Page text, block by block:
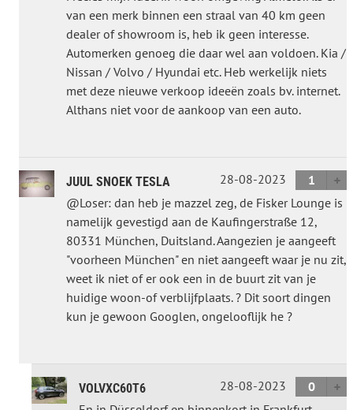
van een merk binnen een straal van 40 km geen
dealer of showroom is, heb ik geen interesse.
Automerken genoeg die daar wel aan voldoen. Kia /
Nissan / Volvo / Hyundai etc. Heb werkelijk niets
met deze nieuwe verkoop ideeën zoals bv. internet.
Althans niet voor de aankoop van een auto.
JUUL SNOEK TESLA 28-08-2023
1
@Loser: dan heb je mazzel zeg, de Fisker Lounge is
namelijk gevestigd aan de Kaufingerstraße 12,
80331 München, Duitsland. Aangezien je aangeeft
"voorheen München" en niet aangeeft waar je nu zit,
weet ik niet of er ook een in de buurt zit van je
huidige woon-of verblijfplaats. ? Dit soort dingen
kun je gewoon Googlen, ongelooflijk he ?
VOLVXC60T6 28-08-2023
0